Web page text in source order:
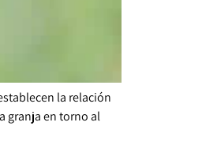
la relación
granja en torno al